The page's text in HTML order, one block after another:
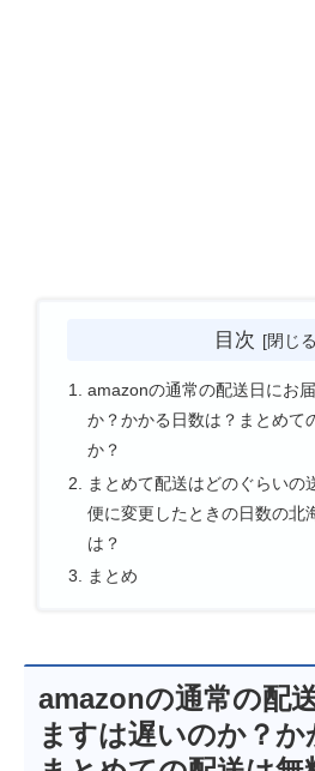
目次
amazonの通常の配送日にお
か？かかる日数は？まとめて
か？
まとめて配送はどのぐらいの
便に変更したときの日数の北
は？
まとめ
amazonの通常の配
ますは遅いのか？か